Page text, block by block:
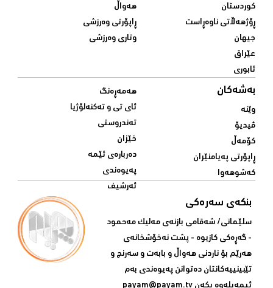
کوردستان
ڕۆژهەڵاتی ناوەڕاست
جیهان
عێراق
ئابوری
هەواڵ
ڕاپۆرتی وەرزشی
وتاری وەرزشی
بەشەکان
وێنە
ڤیدیۆ
کۆمەڵ
ڕاپۆرتی پەیامنێران
کەشوهەوا
هەمەڕەنگ
ئای تی و تەکنەلۆژیا
تەندروستی
خێزان
دەربارەی ئێمە
پەیوەندی
ئەرشیف
بنکەی سەرەکی
سلێمانی/ شه‌قامی بازنه‌ی مه‌لیک مه‌حمود
- گه‌ڕه‌کی کازیوه‌ - پشت نه‌خۆشخانه‌ی‌
هه‌رێم بۆ ناردنی‌ هه‌واڵ و بابه‌ت و سه‌رنج و
تێبینییه‌كانتان ده‌توانن په‌یوه‌ندی‌ به‌م